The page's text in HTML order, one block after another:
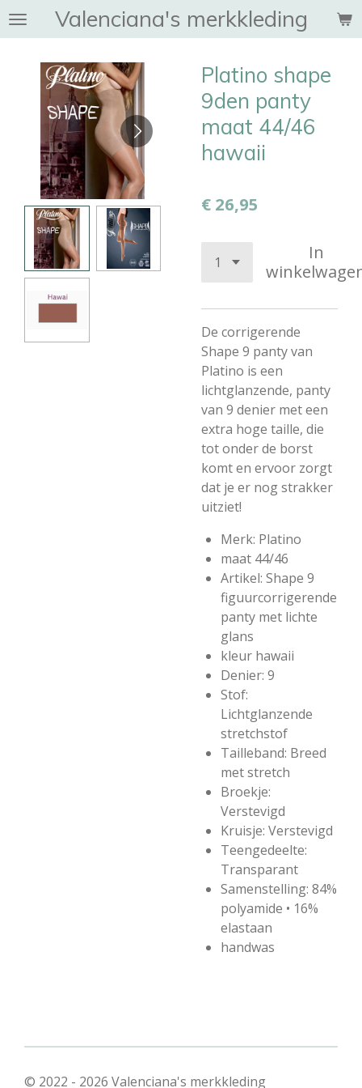
Ga
direct
hoofdinhoud
Valenciana's merkkleding
Platino shape
9den panty
maat 44/46
hawaii
€ 26,95
In
De corrigerende
Shape 9 panty van
Platino is een
lichtglanzende, panty
van 9 denier met een
extra hoge taille, die
tot onder de borst
komt en ervoor zorgt
dat je er nog strakker
uitziet!
Merk: Platino
maat 44/46
Artikel: Shape 9
figuurcorrigerende
panty met lichte
glans
kleur hawaii
Denier: 9
Stof:
Lichtglanzende
stretchstof
Tailleband: Breed
met stretch
Broekje:
Verstevigd
Kruisje: Verstevigd
Teengedeelte:
Transparant
Samenstelling: 84%
polyamide • 16%
elastaan
handwas
© 2022 - 2026 Valenciana's merkkleding